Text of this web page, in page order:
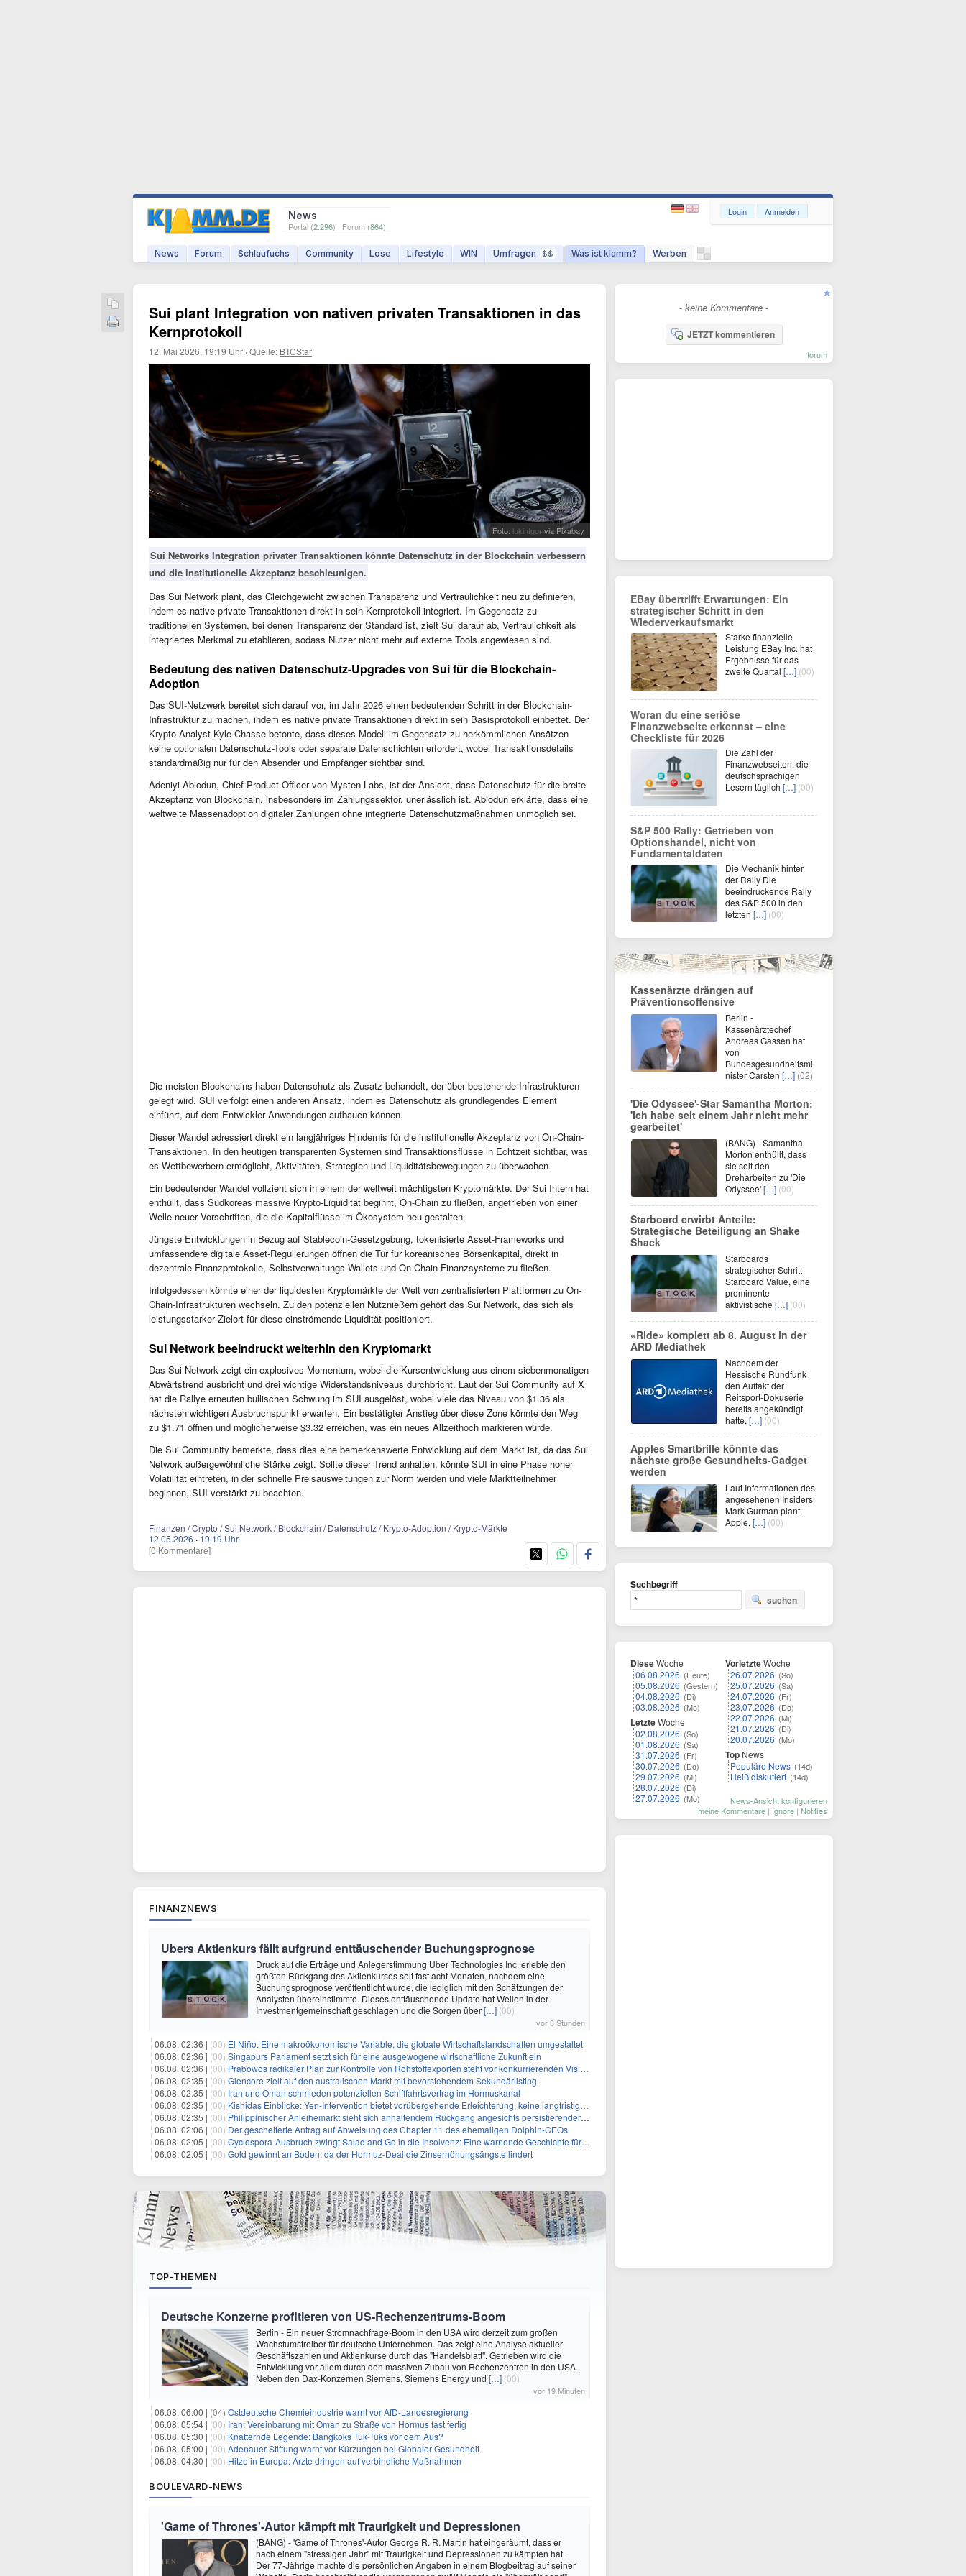
News
Portal (2.296) · Forum (864)
News Forum Schlaufuchs Community Lose Lifestyle WIN Umfragen $$ Was ist klamm? Werben
Login Anmelden
Sui plant Integration von nativen privaten Transaktionen in das
Kernprotokoll
12. Mai 2026, 19:19 Uhr ·Quelle: BTCStar
Foto: lukinIgorvia Pixabay
Sui Networks Integration privater Transaktionen könnte Datenschutz in der Blockchain verbessern
und die institutionelle Akzeptanz beschleunigen.
Das Sui Network plant, das Gleichgewicht zwischen Transparenz und Vertraulichkeit neu zu definieren,
indem es native private Transaktionen direkt in sein Kernprotokoll integriert. Im Gegensatz zu
traditionellen Systemen, bei denen Transparenz der Standard ist, zielt Sui darauf ab, Vertraulichkeit als
integriertes Merkmal zu etablieren, sodass Nutzer nicht mehr auf externe Tools angewiesen sind.
Bedeutung des nativen Datenschutz-Upgrades von Sui für die Blockchain-
Adoption
Das SUI-Netzwerk bereitet sich darauf vor, im Jahr 2026 einen bedeutenden Schritt in der Blockchain-
Infrastruktur zu machen, indem es native private Transaktionen direkt in sein Basisprotokoll einbettet. Der
Krypto-Analyst Kyle Chasse betonte, dass dieses Modell im Gegensatz zu herkömmlichen Ansätzen
keine optionalen Datenschutz-Tools oder separate Datenschichten erfordert, wobei Transaktionsdetails
standardmäßig nur für den Absender und Empfänger sichtbar sind.
Adeniyi Abiodun, Chief Product Officer von Mysten Labs, ist der Ansicht, dass Datenschutz für die breite
Akzeptanz von Blockchain, insbesondere im Zahlungssektor, unerlässlich ist. Abiodun erklärte, dass eine
weltweite Massenadoption digitaler Zahlungen ohne integrierte Datenschutzmaßnahmen unmöglich sei.
Die meisten Blockchains haben Datenschutz als Zusatz behandelt, der über bestehende Infrastrukturen
gelegt wird. SUI verfolgt einen anderen Ansatz, indem es Datenschutz als grundlegendes Element
einführt, auf dem Entwickler Anwendungen aufbauen können.
Dieser Wandel adressiert direkt ein langjähriges Hindernis für die institutionelle Akzeptanz von On-Chain-
Transaktionen. In den heutigen transparenten Systemen sind Transaktionsflüsse in Echtzeit sichtbar, was
es Wettbewerbern ermöglicht, Aktivitäten, Strategien und Liquiditätsbewegungen zu überwachen.
Ein bedeutender Wandel vollzieht sich in einem der weltweit mächtigsten Kryptomärkte. Der Sui Intern hat
enthüllt, dass Südkoreas massive Krypto-Liquidität beginnt, On-Chain zu fließen, angetrieben von einer
Welle neuer Vorschriften, die die Kapitalflüsse im Ökosystem neu gestalten.
Jüngste Entwicklungen in Bezug auf Stablecoin-Gesetzgebung, tokenisierte Asset-Frameworks und
umfassendere digitale Asset-Regulierungen öffnen die Tür für koreanisches Börsenkapital, direkt in
dezentrale Finanzprotokolle, Selbstverwaltungs-Wallets und On-Chain-Finanzsysteme zu fließen.
Infolgedessen könnte einer der liquidesten Kryptomärkte der Welt von zentralisierten Plattformen zu On-
Chain-Infrastrukturen wechseln. Zu den potenziellen Nutznießern gehört das Sui Network, das sich als
leistungsstarker Zielort für diese einströmende Liquidität positioniert.
Sui Network beeindruckt weiterhin den Kryptomarkt
Das Sui Network zeigt ein explosives Momentum, wobei die Kursentwicklung aus einem siebenmonatigen
Abwärtstrend ausbricht und drei wichtige Widerstandsniveaus durchbricht. Laut der Sui Community auf X
hat die Rallye erneuten bullischen Schwung im SUI ausgelöst, wobei viele das Niveau von $1.36 als
nächsten wichtigen Ausbruchspunkt erwarten. Ein bestätigter Anstieg über diese Zone könnte den Weg
zu $1.71 öffnen und möglicherweise $3.32 erreichen, was ein neues Allzeithoch markieren würde.
Die Sui Community bemerkte, dass dies eine bemerkenswerte Entwicklung auf dem Markt ist, da das Sui
Network außergewöhnliche Stärke zeigt. Sollte dieser Trend anhalten, könnte SUI in eine Phase hoher
Volatilität eintreten, in der schnelle Preisausweitungen zur Norm werden und viele Marktteilnehmer
beginnen, SUI verstärkt zu beachten.
Finanzen / Crypto / Sui Network / Blockchain / Datenschutz / Krypto-Adoption / Krypto-Märkte
12.05.2026 · 19:19 Uhr
[0 Kommentare]
FINANZNEWS
Ubers Aktienkurs fällt aufgrund enttäuschender Buchungsprognose
Druck auf die Erträge und Anlegerstimmung Uber Technologies Inc. erlebte den
größten Rückgang des Aktienkurses seit fast acht Monaten, nachdem eine
Buchungsprognose veröffentlicht wurde, die lediglich mit den Schätzungen der
Analysten übereinstimmte. Dieses enttäuschende Update hat Wellen in der
Investmentgemeinschaft geschlagen und die Sorgen über[…] (00)
vor 3 Stunden
06.08. 02:36 | (00) El Niño: Eine makroökonomische Variable, die globale Wirtschaftslandschaften umgestaltet
06.08. 02:36 | (00) Singapurs Parlament setzt sich für eine ausgewogene wirtschaftliche Zukunft ein
06.08. 02:36 | (00) Prabowos radikaler Plan zur Kontrolle von Rohstoffexporten steht vor konkurrierenden Visionen
06.08. 02:35 | (00) Glencore zielt auf den australischen Markt mit bevorstehendem Sekundärlisting
06.08. 02:35 | (00) Iran und Oman schmieden potenziellen Schifffahrtsvertrag im Hormuskanal
06.08. 02:35 | (00) Kishidas Einblicke: Yen-Intervention bietet vorübergehende Erleichterung, keine langfristige Lösung
06.08. 02:35 | (00) Philippinischer Anleihemarkt sieht sich anhaltendem Rückgang angesichts persistierender Inflationssorgen gegenüber
06.08. 02:06 | (00) Der gescheiterte Antrag auf Abweisung des Chapter 11 des ehemaligen Dolphin-CEOs
06.08. 02:05 | (00) Cyclospora-Ausbruch zwingt Salad and Go in die Insolvenz: Eine warnende Geschichte für Investoren
06.08. 02:05 | (00) Gold gewinnt an Boden, da der Hormuz-Deal die Zinserhöhungsängste lindert
TOP-THEMEN
Deutsche Konzerne profitieren von US-Rechenzentrums-Boom
Berlin - Ein neuer Stromnachfrage-Boom in den USA wird derzeit zum großen
Wachstumstreiber für deutsche Unternehmen. Das zeigt eine Analyse aktueller
Geschäftszahlen und Aktienkurse durch das "Handelsblatt". Getrieben wird die
Entwicklung vor allem durch den massiven Zubau von Rechenzentren in den USA.
Neben den Dax-Konzernen Siemens, Siemens Energy und […] (00)
vor 19 Minuten
06.08. 06:00 | (04) Ostdeutsche Chemieindustrie warnt vor AfD-Landesregierung
06.08. 05:54 | (00) Iran: Vereinbarung mit Oman zu Straße von Hormus fast fertig
06.08. 05:30 | (00) Knatternde Legende: Bangkoks Tuk-Tuks vor dem Aus?
06.08. 05:00 | (00) Adenauer-Stiftung warnt vor Kürzungen bei Globaler Gesundheit
06.08. 04:30 | (00) Hitze in Europa: Ärzte dringen auf verbindliche Maßnahmen
BOULEVARD-NEWS
'Game of Thrones'-Autor kämpft mit Traurigkeit und Depressionen
(BANG) - 'Game of Thrones'-Autor George R. R. Martin hat eingeräumt, dass er
nach einem "stressigen Jahr" mit Traurigkeit und Depressionen zu kämpfen hat.
Der 77-Jährige machte die persönlichen Angaben in einem Blogbeitrag auf seiner
- keine Kommentare -
JETZT kommentieren
forum
EBay übertrifft Erwartungen: Ein
strategischer Schritt in den
Wiederverkaufsmarkt
Starke finanzielle
Leistung EBay Inc. hat
Ergebnisse für das
zweite Quartal […] (00)
Woran du eine seriöse
Finanzwebseite erkennst – eine
Checkliste für 2026
Die Zahl der
Finanzwebseiten, die
deutschsprachigen
Lesern täglich […] (00)
S&P 500 Rally: Getrieben von
Optionshandel, nicht von
Fundamentaldaten
Die Mechanik hinter
der Rally Die
beeindruckende Rally
des S&P 500 in den
letzten […] (00)
Kassenärzte drängen auf
Präventionsoffensive
Berlin -
Kassenärztechef
Andreas Gassen hat
von
Bundesgesundheitsmi
nister Carsten […] (02)
'Die Odyssee'-Star Samantha Morton:
'Ich habe seit einem Jahr nicht mehr
gearbeitet'
(BANG) - Samantha
Morton enthüllt, dass
sie seit den
Dreharbeiten zu 'Die
Odyssee'[…] (00)
Starboard erwirbt Anteile:
Strategische Beteiligung an Shake
Shack
Starboards
strategischer Schritt
Starboard Value, eine
prominente
aktivistische […] (00)
«Ride» komplett ab 8. August in der
ARD Mediathek
Nachdem der
Hessische Rundfunk
den Auftakt der
Reitsport-Dokuserie
bereits angekündigt
hatte, […] (00)
Apples Smartbrille könnte das
nächste große Gesundheits-Gadget
werden
Laut Informationen des
angesehenen Insiders
Mark Gurman plant
Apple, […] (00)
Suchbegriff
suchen
DieseWoche
06.08.2026 (Heute)
05.08.2026 (Gestern)
04.08.2026 (Di)
03.08.2026 (Mo)
LetzteWoche
02.08.2026 (So)
01.08.2026 (Sa)
31.07.2026 (Fr)
30.07.2026 (Do)
29.07.2026 (Mi)
28.07.2026 (Di)
27.07.2026 (Mo)
VorletzteWoche
26.07.2026 (So)
25.07.2026 (Sa)
24.07.2026 (Fr)
23.07.2026 (Do)
22.07.2026 (Mi)
21.07.2026 (Di)
20.07.2026 (Mo)
Top News
Populäre News (14d)
Heiß diskutiert (14d)
News-Ansicht konfigurieren
meine Kommentare | Ignore | Notifies